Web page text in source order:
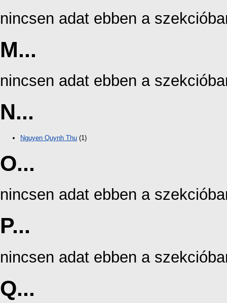
nincsen adat ebben a
M...
nincsen adat ebben a
N...
Nguyen Quynh Thu (1)
O...
nincsen adat ebben a
P...
nincsen adat ebben a
Q...